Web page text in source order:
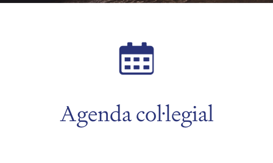
Agenda col·legial